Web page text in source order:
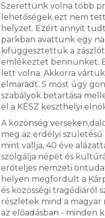
Szerettünk volna több
lehetőségek ezt nem
helyzet. Ezért annyit
parkban avattunk egy
kifüggesztettük a
emlékeztet bennünket.
lett volna. Akkorra
elmaradt. S most úgy
szabályok betartása
el a KÉSZ keszthelyi
A közönség
meg az erdélyi születésű
mint vallja, 40 éve
szolgálja népét és
erőteljes nemzeti
helyen megfordult a
és közösségi tragédiáról
részletek mind a
az előadásban - minden